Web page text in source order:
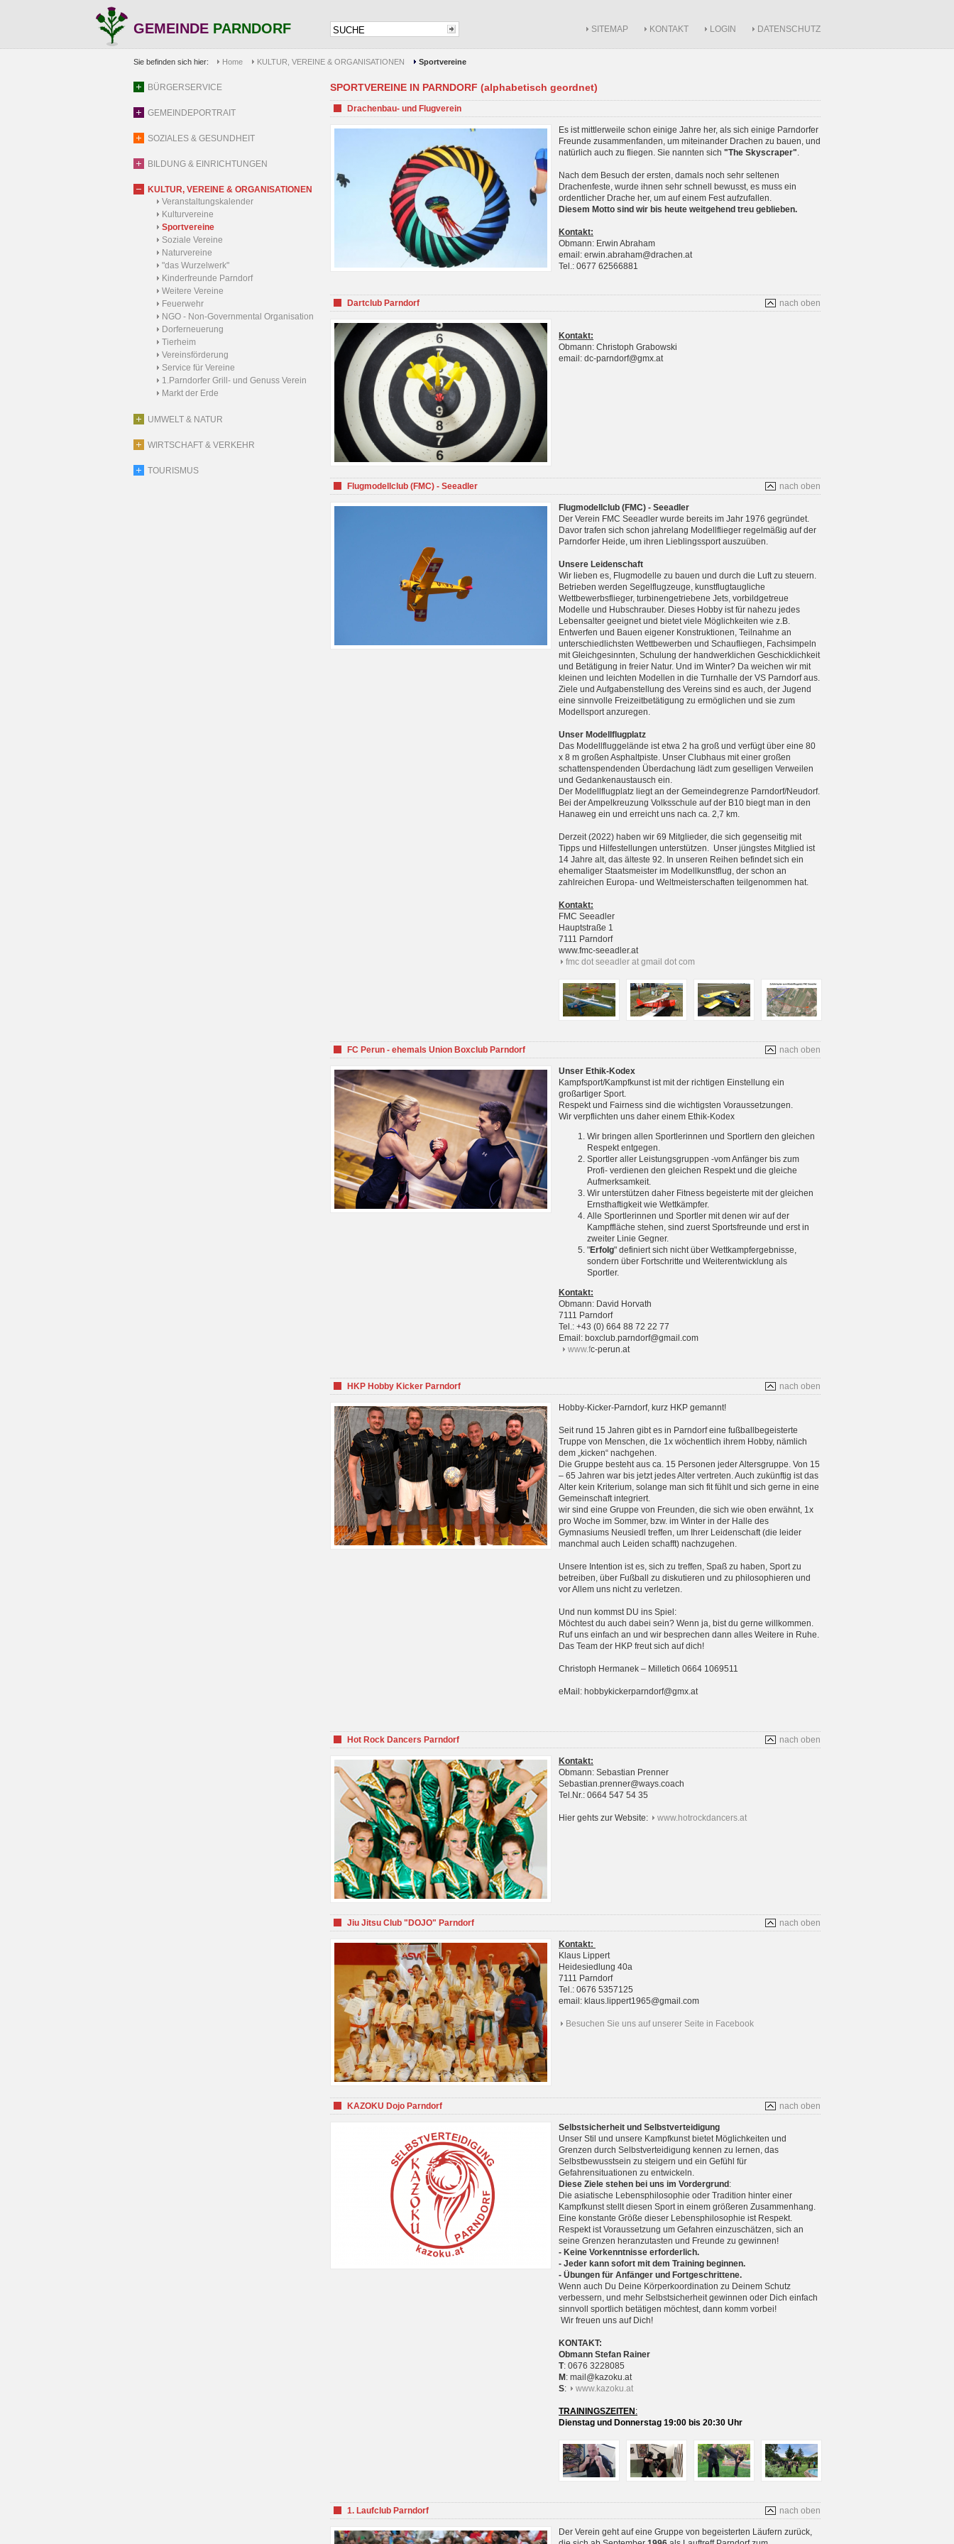
GEMEINDE PARNDORF SITEMAP KONTAKT LOGIN DATENSCHUTZ
Sie befinden sich hier: Home KULTUR, VEREINE & ORGANISATIONEN Sportvereine
BÜRGERSERVICE
GEMEINDEPORTRAIT
SOZIALES & GESUNDHEIT
BILDUNG & EINRICHTUNGEN
KULTUR, VEREINE & ORGANISATIONEN
Veranstaltungskalender
Kulturvereine
Sportvereine
Soziale Vereine
Naturvereine
"das Wurzelwerk"
Kinderfreunde Parndorf
Weitere Vereine
Feuerwehr
NGO - Non-Governmental Organisation
Dorferneuerung
Tierheim
Vereinsförderung
Service für Vereine
1.Parndorfer Grill- und Genuss Verein
Markt der Erde
UMWELT & NATUR
WIRTSCHAFT & VERKEHR
TOURISMUS
SPORTVEREINE IN PARNDORF (alphabetisch geordnet)
Drachenbau- und Flugverein
Es ist mittlerweile schon einige Jahre her, als sich einige Parndorfer
Freunde zusammenfanden, um miteinander Drachen zu bauen, und
natürlich auch zu fliegen. Sie nannten sich "The Skyscraper".
Nach dem Besuch der ersten, damals noch sehr seltenen
Drachenfeste, wurde ihnen sehr schnell bewusst, es muss ein
ordentlicher Drache her, um auf einem Fest aufzufallen.
Diesem Motto sind wir bis heute weitgehend treu geblieben.
Kontakt:
Obmann: Erwin Abraham
email: erwin.abraham@drachen.at
Tel.: 0677 62566881
nach oben
Dartclub Parndorf
Kontakt:
Obmann: Christoph Grabowski
email: dc-parndorf@gmx.at
nach oben
Flugmodellclub (FMC) - Seeadler
Flugmodellclub (FMC) - Seeadler
Der Verein FMC Seeadler wurde bereits im Jahr 1976 gegründet.
Davor trafen sich schon jahrelang Modellflieger regelmäßig auf der
Parndorfer Heide, um ihren Lieblingssport auszuüben.
Unsere Leidenschaft
Wir lieben es, Flugmodelle zu bauen und durch die Luft zu steuern.
Betrieben werden Segelflugzeuge, kunstflugtaugliche
Wettbewerbsflieger, turbinengetriebene Jets, vorbildgetreue
Modelle und Hubschrauber. Dieses Hobby ist für nahezu jedes
Lebensalter geeignet und bietet viele Möglichkeiten wie z.B.
Entwerfen und Bauen eigener Konstruktionen, Teilnahme an
unterschiedlichsten Wettbewerben und Schaufliegen, Fachsimpeln
mit Gleichgesinnten, Schulung der handwerklichen Geschicklichkeit
und Betätigung in freier Natur. Und im Winter? Da weichen wir mit
kleinen und leichten Modellen in die Turnhalle der VS Parndorf aus.
Ziele und Aufgabenstellung des Vereins sind es auch, der Jugend
eine sinnvolle Freizeitbetätigung zu ermöglichen und sie zum
Modellsport anzuregen.
Unser Modellflugplatz
Das Modellfluggelände ist etwa 2 ha groß und verfügt über eine 80
x 8 m großen Asphaltpiste. Unser Clubhaus mit einer großen
schattenspendenden Überdachung lädt zum geselligen Verweilen
und Gedankenaustausch ein.
Der Modellflugplatz liegt an der Gemeindegrenze Parndorf/Neudorf.
Bei der Ampelkreuzung Volksschule auf der B10 biegt man in den
Hanaweg ein und erreicht uns nach ca. 2,7 km.
Derzeit (2022) haben wir 69 Mitglieder, die sich gegenseitig mit
Tipps und Hilfestellungen unterstützen. Unser jüngstes Mitglied ist
14 Jahre alt, das älteste 92. In unseren Reihen befindet sich ein
ehemaliger Staatsmeister im Modellkunstflug, der schon an
zahlreichen Europa- und Weltmeister­schaften teilgenommen hat.
Kontakt:
FMC Seeadler
Hauptstraße 1
7111 Parndorf
www.fmc-seeadler.at
fmc dot seeadler at gmail dot com
nach oben
FC Perun - ehemals Union Boxclub Parndorf
Unser Ethik-Kodex
Kampfsport/Kampfkunst ist mit der richtigen Einstellung ein
großartiger Sport.
Respekt und Fairness sind die wichtigsten Voraussetzungen.
Wir verpflichten uns daher einem Ethik-Kodex
Wir bringen allen Sportlerinnen und Sportlern den gleichen
Respekt entgegen.
Sportler aller Leistungsgruppen -vom Anfänger bis zum
Profi- verdienen den gleichen Respekt und die gleiche
Aufmerksamkeit.
Wir unterstützen daher Fitness begeisterte mit der gleichen
Ernsthaftigkeit wie Wettkämpfer.
Alle Sportlerinnen und Sportler mit denen wir auf der
Kampffläche stehen, sind zuerst Sportsfreunde und erst in
zweiter Linie Gegner.
"Erfolg" definiert sich nicht über Wettkampfergebnisse,
sondern über Fortschritte und Weiterentwicklung als
Sportler.
Kontakt:
Obmann: David Horvath
7111 Parndorf
Tel.: +43 (0) 664 88 72 22 77
Email: boxclub.parndorf@gmail.com
www.fc-perun.at
nach oben
HKP Hobby Kicker Parndorf
Hobby-Kicker-Parndorf, kurz HKP gemannt!
Seit rund 15 Jahren gibt es in Parndorf eine fußballbegeisterte
Truppe von Menschen, die 1x wöchentlich ihrem Hobby, nämlich
dem „kicken“ nachgehen.
Die Gruppe besteht aus ca. 15 Personen jeder Altersgruppe. Von 15
– 65 Jahren war bis jetzt jedes Alter vertreten. Auch zukünftig ist das
Alter kein Kriterium, solange man sich fit fühlt und sich gerne in eine
Gemeinschaft integriert.
wir sind eine Gruppe von Freunden, die sich wie oben erwähnt, 1x
pro Woche im Sommer, bzw. im Winter in der Halle des
Gymnasiums Neusiedl treffen, um Ihrer Leidenschaft (die leider
manchmal auch Leiden schafft) nachzugehen.
Unsere Intention ist es, sich zu treffen, Spaß zu haben, Sport zu
betreiben, über Fußball zu diskutieren und zu philosophieren und
vor Allem uns nicht zu verletzen.
Und nun kommst DU ins Spiel:
Möchtest du auch dabei sein? Wenn ja, bist du gerne willkommen.
Ruf uns einfach an und wir besprechen dann alles Weitere in Ruhe.
Das Team der HKP freut sich auf dich!
Christoph Hermanek – Milletich 0664 1069511
eMail: hobbykickerparndorf@gmx.at
nach oben
Hot Rock Dancers Parndorf
Kontakt:
Obmann: Sebastian Prenner
Sebastian.prenner@ways.coach
Tel.Nr.: 0664 547 54 35
Hier gehts zur Website: www.hotrockdancers.at
nach oben
Jiu Jitsu Club "DOJO" Parndorf
Kontakt:
Klaus Lippert
Heidesiedlung 40a
7111 Parndorf
Tel.: 0676 5357125
email: klaus.lippert1965@gmail.com
Besuchen Sie uns auf unserer Seite in Facebook
nach oben
KAZOKU Dojo Parndorf
Selbstsicherheit und Selbstverteidigung
Unser Stil und unsere Kampfkunst bietet Möglichkeiten und
Grenzen durch Selbstverteidigung kennen zu lernen, das
Selbstbewusstsein zu steigern und ein Gefühl für
Gefahrensituationen zu entwickeln.
Diese Ziele stehen bei uns im Vordergrund :
Die asiatische Lebensphilosophie oder Tradition hinter einer
Kampfkunst stellt diesen Sport in einem größeren Zusammenhang.
Eine konstante Größe dieser Lebensphilosophie ist Respekt.
Respekt ist Voraussetzung um Gefahren einzuschätzen, sich an
seine Grenzen heranzutasten und Freunde zu gewinnen!
- Keine Vorkenntnisse erforderlich.
- Jeder kann sofort mit dem Training beginnen.
- Übungen für Anfänger und Fortgeschrittene.
Wenn auch Du Deine Körperkoordination zu Deinem Schutz
verbessern, und mehr Selbstsicherheit gewinnen oder Dich einfach
sinnvoll sportlich betätigen möchtest, dann komm vorbei!
Wir freuen uns auf Dich!
KONTAKT:
Obmann Stefan Rainer
T: 0676 3228085
M : mail@kazoku.at
S: www.kazoku.at
TRAININGSZEITEN :
Dienstag und Donnerstag 19:00 bis 20:30 Uhr
nach oben
1. Laufclub Parndorf
Der Verein geht auf eine Gruppe von begeisterten Läufern zurück,